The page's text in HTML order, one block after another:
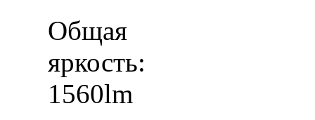
Общая
яркость:
1560lm